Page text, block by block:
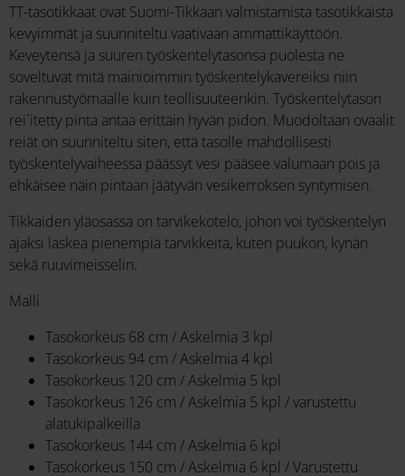
TT-tasotikkaat ovat Suomi-Tikkaan valmistamista tasotikkaista
kevyimmät ja suunniteltu vaativaan ammattikäyttöön.
Keveytensä ja suuren työskentelytasonsa puolesta ne
soveltuvat mitä mainioimmin työskentelykavereiksi niin
rakennustyömaalle kuin teollisuuteenkin. Työskentelytason
rei´itetty pinta antaa erittäin hyvän pidon. Muodoltaan ovaalit
reiät on suunniteltu siten, että tasolle mahdollisesti
työskentelyvaiheessa päässyt vesi pääsee valumaan pois ja
ehkäisee näin pintaan jäätyvän vesikerroksen syntymisen.
Tikkaiden yläosassa on tarvikekotelo, johon voi työskentelyn
ajaksi laskea pienempiä tarvikkeita, kuten puukon, kynän
sekä ruuvimeisselin.
Malli
Tasokorkeus 68 cm / Askelmia 3 kpl
Tasokorkeus 94 cm / Askelmia 4 kpl
Tasokorkeus 120 cm / Askelmia 5 kpl
Tasokorkeus 126 cm / Askelmia 5 kpl / varustettu
alatukipalkeilla
Tasokorkeus 144 cm / Askelmia 6 kpl
Tasokorkeus 150 cm / Askelmia 6 kpl / Varustettu